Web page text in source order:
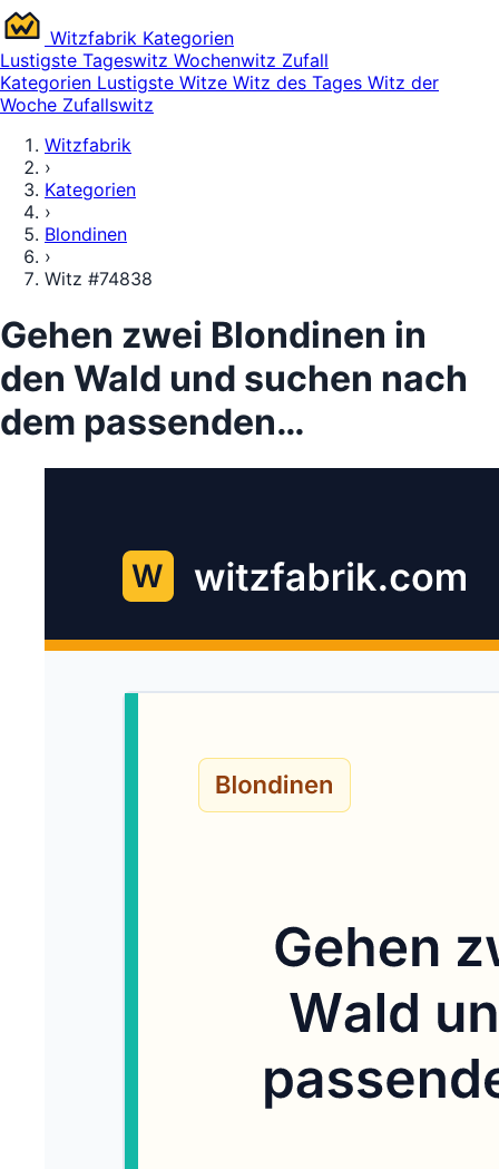
Witzfabrik Kategorien
Lustigste Tageswitz Wochenwitz Zufall
Kategorien Lustigste Witze Witz des Tages Witz der
Woche Zufallswitz
Witzfabrik
›
Kategorien
›
Blondinen
›
Witz #74838
Gehen zwei Blondinen in
den Wald und suchen nach
dem passenden…